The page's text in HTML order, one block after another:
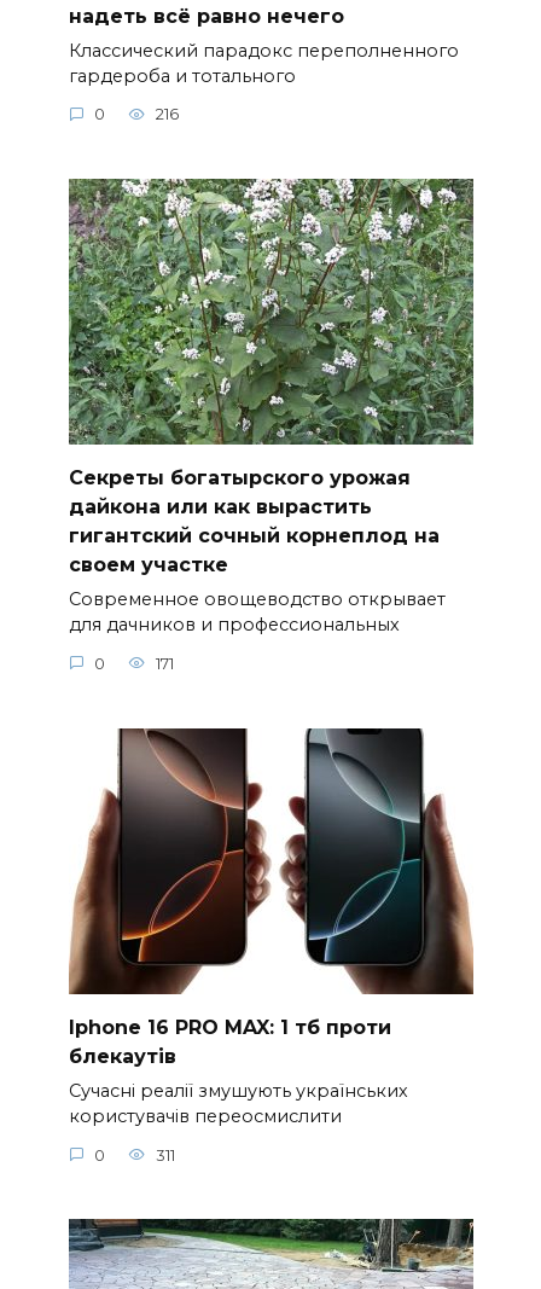
надеть всё равно нечего
Классический парадокс переполненного
гардероба и тотального
0 216
Секреты богатырского урожая
дайкона или как вырастить
гигантский сочный корнеплод на
своем участке
Современное овощеводство открывает
для дачников и профессиональных
0 171
Iphone 16 PRO MAX: 1 тб проти
блекаутів
Сучасні реалії змушують українських
користувачів переосмислити
0 311